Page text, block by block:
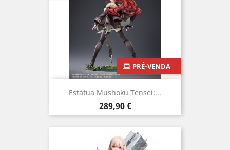
Estátua Mushoku Tensei:...
Preço
289,90 €
PRÉ-VENDA